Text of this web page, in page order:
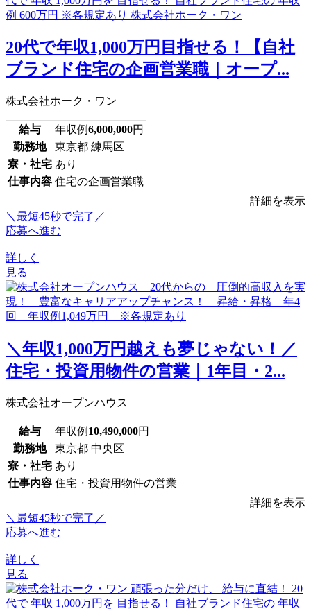
20代で年収1,000万円目指せる！【自社
ブランド住宅の企画営業職｜オープ...
株式会社ホーク・ワン
給与 年収例6,000,000円
勤務地
東京都 練馬区
寮・社宅 あり
仕事内容 住宅の企画営業職
詳細を表示
＼最短45秒で完了／
応募へ進む
詳しく
見る
＼年収1,000万円越えも夢じゃない！／
住宅・投資用物件の営業｜1年目・2...
株式会社オープンハウス
給与 年収例 10,490,000円
勤務地
東京都 中央区
寮・社宅 あり
仕事内容 住宅・投資用物件の営業
詳細を表示
＼最短45秒で完了／
応募へ進む
詳しく
見る